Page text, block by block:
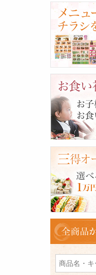
カ
ロ
グ
い
初
め
特
集
得
オ
ー
ド
ブ
ル
全
商
品
を